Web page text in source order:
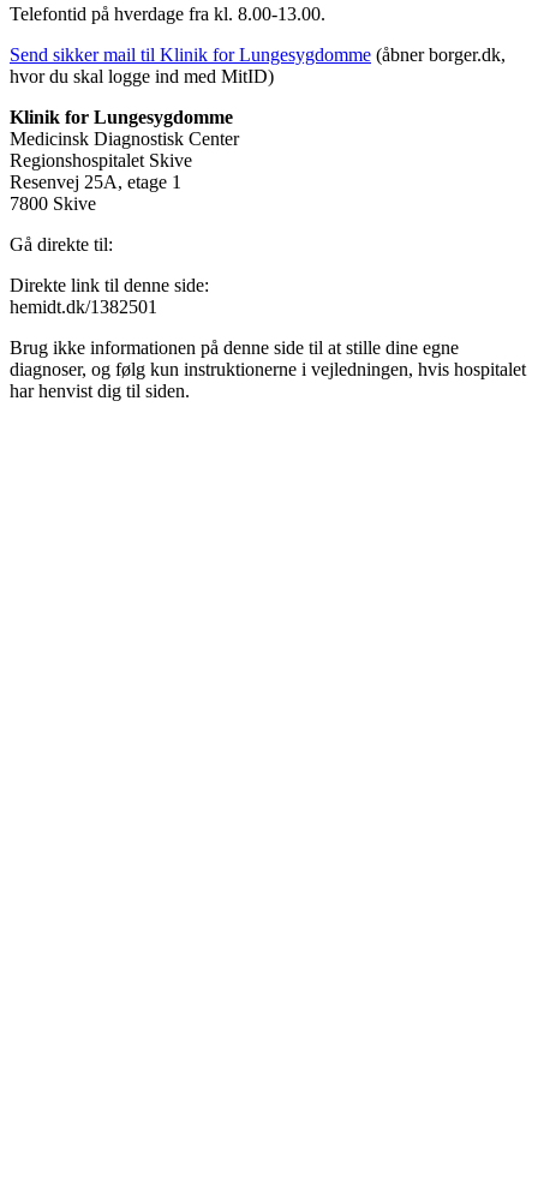
Telefontid på hverdage fra kl. 8.00-13.00.
Send sikker mail til Klinik for Lungesygdomme (åbner borger.dk,
hvor du skal logge ind med MitID)
Klinik for Lungesygdomme
Medicinsk Diagnostisk Center
Regionshospitalet Skive
Resenvej 25A, etage 1
7800 Skive
Gå direkte til:
Direkte link til denne side:
hemidt.dk/1382501
Brug ikke informationen på denne side til at stille dine egne
diagnoser, og følg kun instruktionerne i vejledningen, hvis hospitalet
har henvist dig til siden.